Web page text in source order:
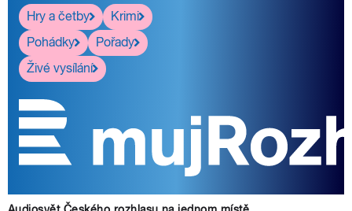
Hry a četby
Krimi
Pohádky
Pořady
Živé vysílání